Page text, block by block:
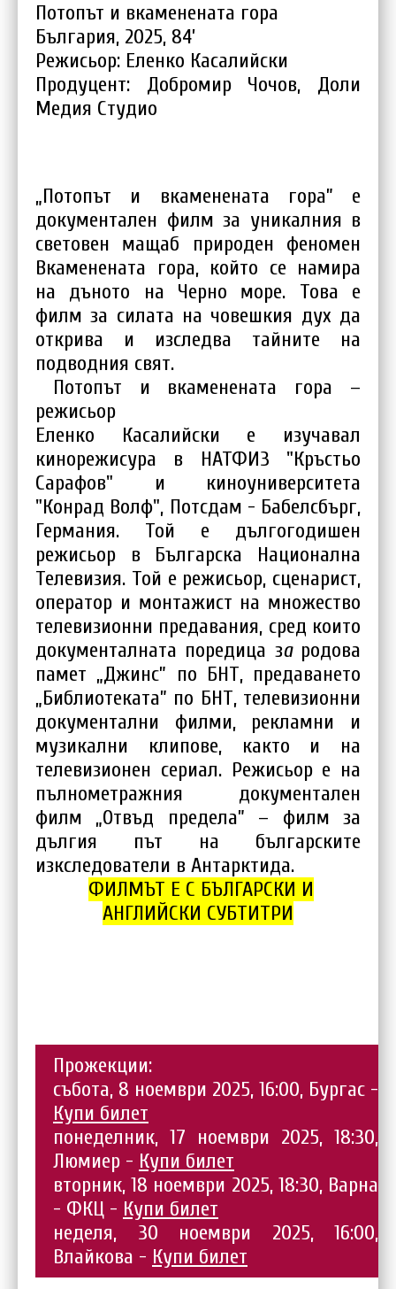
Потопът и вкаменената гора
България, 2025, 84’
Режисьор: Еленко Касалийски
Продуцент: Добромир Чочов, Доли
Медия Студио
„Потопът и вкаменената гора” е
документален филм за уникалния в
световен мащаб природен феномен
Вкаменената гора, който се намира
на дъното на Черно море. Това е
филм за силата на човешкия дух да
открива и изследва тайните на
подводния свят.
Потопът и вкаменената гора –
режисьор
Еленко Касалийски е изучавал
кинорежисура в НАТФИЗ "Кръстьо
Сарафов" и киноуниверситета
"Конрад Волф", Потсдам - Бабелсбърг,
Германия. Той е дългогодишен
режисьор в Българска Национална
Телевизия. Той е режисьор, сценарист,
оператор и монтажист на множество
телевизионни предавания, сред които
документалната поредица зародова
памет „Джинс” по БНТ, предаването
„Библиотеката” по БНТ, телевизионни
документални филми, рекламни и
музикални клипове, както и на
телевизионен сериал. Режисьор е на
пълнометражния документален
филм „Отвъд предела” – филм за
дългия път на българските
изкследователи в Антарктида.
ФИЛМЪТ Е С БЪЛГАРСКИ И
АНГЛИЙСКИ СУБТИТРИ
Прожекции:
събота, 8 ноември 2025, 16:00, Бургас -
Купи билет
понеделник, 17 ноември 2025, 18:30,
Люмиер - Купи билет
вторник, 18 ноември 2025, 18:30, Варна
- ФКЦ - Купи билет
неделя, 30 ноември 2025, 16:00,
Влайкова - Купи билет